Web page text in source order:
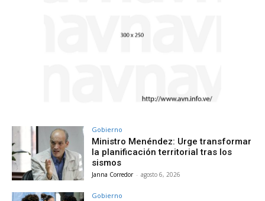
Gobierno
Ministro Menéndez: Urge transformar
la planificación territorial tras los
sismos
Janna Corredor - agosto 6, 2026
Gobierno